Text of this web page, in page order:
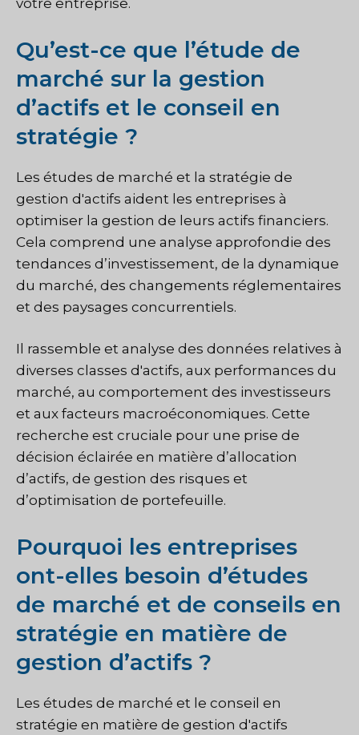
votre entreprise.
Qu’est-ce que l’étude de
marché sur la gestion
d’actifs et le conseil en
stratégie ?
Les études de marché et la stratégie de
gestion d'actifs aident les entreprises à
optimiser la gestion de leurs actifs financiers.
Cela comprend une analyse approfondie des
tendances d’investissement, de la dynamique
du marché, des changements réglementaires
et des paysages concurrentiels.
Il rassemble et analyse des données relatives à
diverses classes d'actifs, aux performances du
marché, au comportement des investisseurs
et aux facteurs macroéconomiques. Cette
recherche est cruciale pour une prise de
décision éclairée en matière d’allocation
d’actifs, de gestion des risques et
d’optimisation de portefeuille.
Pourquoi les entreprises
ont-elles besoin d’études
de marché et de conseils en
stratégie en matière de
gestion d’actifs ?
Les études de marché et le conseil en
stratégie en matière de gestion d'actifs